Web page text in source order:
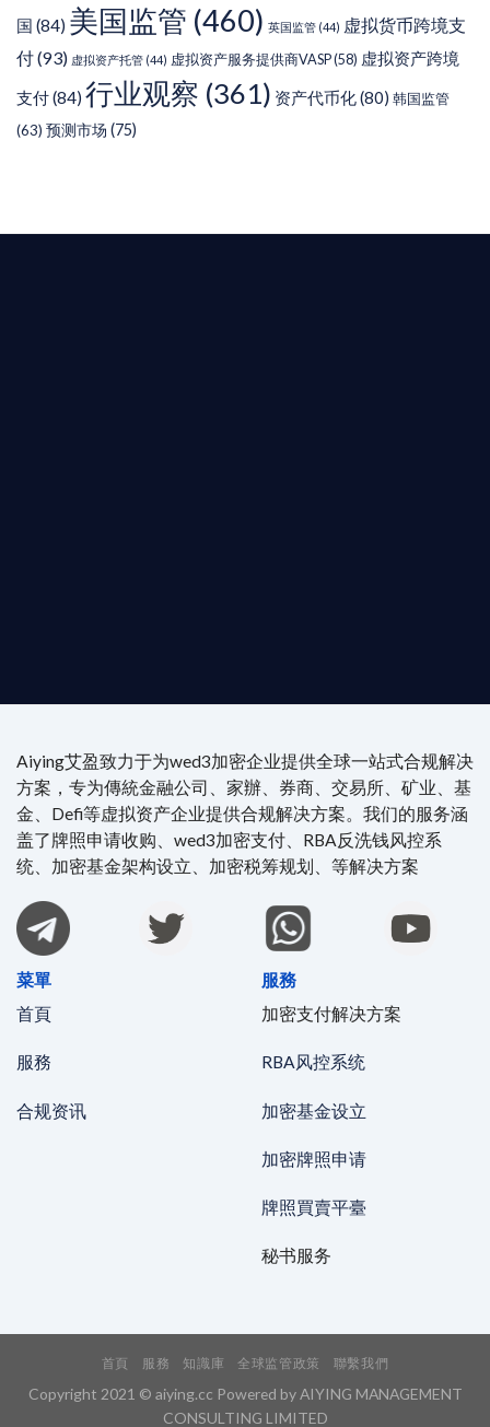
国 (84) 美国监管 (460) 英国监管 (44) 虚拟货币跨境支
付(93) 虚拟资产托管 (44) 虚拟资产服务提供商VASP(58) 虚拟资产跨境
支付(84) 行业观察 (361) 资产代币化(80) 韩国监管
(63) 预测市场 (75)
Aiying艾盈致力于为wed3加密企业提供全球一站式合规解决
方案，专为傳統金融公司、家辦、券商、交易所、矿业、基
金、Defi等虚拟资产企业提供合规解决方案。我们的服务涵
盖了牌照申请收购、wed3加密支付、RBA反洗钱风控系
统、加密基金架构设立、加密税筹规划、等解决方案
菜單
首頁
服務
合规资讯
服務
加密支付解决方案
RBA风控系统
加密基金设立
加密牌照申请
牌照買賣平臺
秘书服务
首頁 服務 知識庫 全球监管政策 聯繫我們
Copyright 2021 © aiying.cc Powered by AIYING MANAGEMENT
CONSULTING LIMITED